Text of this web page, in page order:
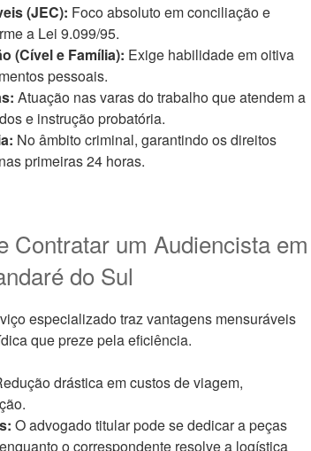
(JEC): Foco absoluto em conciliação e
a Lei 9.099/95.
(Cível e Família): Exige habilidade em oitiva
pessoais.
Atuação nas varas do trabalho que atendem a
e instrução probatória.
No âmbito criminal, garantindo os direitos
primeiras 24 horas.
Contratar um Audiencista em
do Sul
especializado traz vantagens mensuráveis
que preze pela eficiência.
drástica em custos de viagem,
O advogado titular pode se dedicar a peças
o correspondente resolve a logística